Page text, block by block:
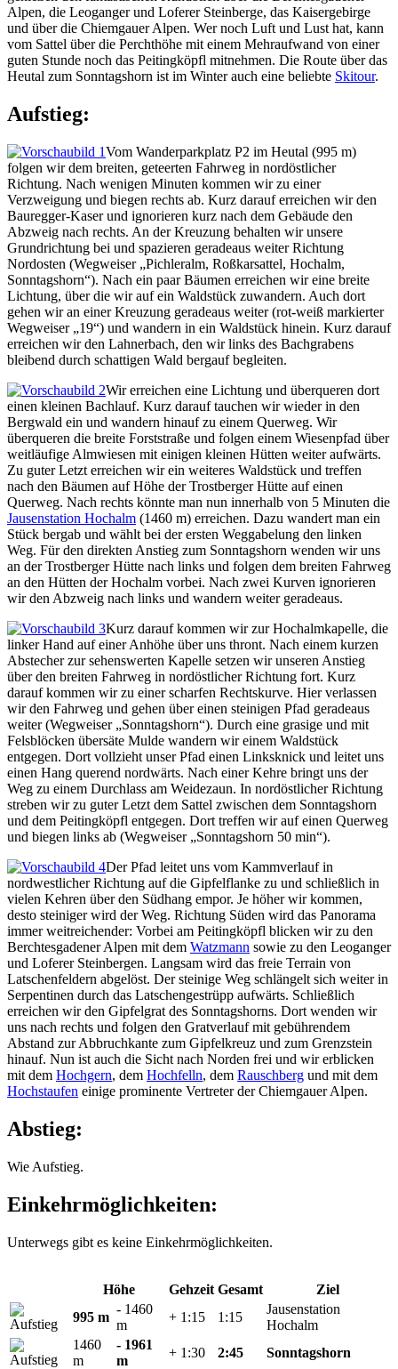
Alpen, die Leoganger und Loferer Steinberge, das Kaisergebirge
und über die Chiemgauer Alpen. Wer noch Luft und Lust hat, kann
vom Sattel über die Perchthöhe mit einem Mehraufwand von einer
guten Stunde noch das Peitingköpfl mitnehmen. Die Route über das
Heutal zum Sonntagshorn ist im Winter auch eine beliebte Skitour.
Aufstieg:
Vom Wanderparkplatz P2 im Heutal (995 m)
folgen wir dem breiten, geteerten Fahrweg in nordöstlicher
Richtung. Nach wenigen Minuten kommen wir zu einer
Verzweigung und biegen rechts ab. Kurz darauf erreichen wir den
Bauregger-Kaser und ignorieren kurz nach dem Gebäude den
Abzweig nach rechts. An der Kreuzung behalten wir unsere
Grundrichtung bei und spazieren geradeaus weiter Richtung
Nordosten (Wegweiser „Pichleralm, Roßkarsattel, Hochalm,
Sonntagshorn“). Nach ein paar Bäumen erreichen wir eine breite
Lichtung, über die wir auf ein Waldstück zuwandern. Auch dort
gehen wir an einer Kreuzung geradeaus weiter (rot-weiß markierter
Wegweiser „19“) und wandern in ein Waldstück hinein. Kurz darauf
erreichen wir den Lahnerbach, den wir links des Bachgrabens
bleibend durch schattigen Wald bergauf begleiten.
Wir erreichen eine Lichtung und überqueren dort
einen kleinen Bachlauf. Kurz darauf tauchen wir wieder in den
Bergwald ein und wandern hinauf zu einem Querweg. Wir
überqueren die breite Forststraße und folgen einem Wiesenpfad über
weitläufige Almwiesen mit einigen kleinen Hütten weiter aufwärts.
Zu guter Letzt erreichen wir ein weiteres Waldstück und treffen
nach den Bäumen auf Höhe der Trostberger Hütte auf einen
Querweg. Nach rechts könnte man nun innerhalb von 5 Minuten die
Jausenstation Hochalm (1460 m) erreichen. Dazu wandert man ein
Stück bergab und wählt bei der ersten Weggabelung den linken
Weg. Für den direkten Anstieg zum Sonntagshorn wenden wir uns
an der Trostberger Hütte nach links und folgen dem breiten Fahrweg
an den Hütten der Hochalm vorbei. Nach zwei Kurven ignorieren
wir den Abzweig nach links und wandern weiter geradeaus.
Kurz darauf kommen wir zur Hochalmkapelle, die
linker Hand auf einer Anhöhe über uns thront. Nach einem kurzen
Abstecher zur sehenswerten Kapelle setzen wir unseren Anstieg
über den breiten Fahrweg in nordöstlicher Richtung fort. Kurz
darauf kommen wir zu einer scharfen Rechtskurve. Hier verlassen
wir den Fahrweg und gehen über einen steinigen Pfad geradeaus
weiter (Wegweiser „Sonntagshorn“). Durch eine grasige und mit
Felsblöcken übersäte Mulde wandern wir einem Waldstück
entgegen. Dort vollzieht unser Pfad einen Linksknick und leitet uns
einen Hang querend nordwärts. Nach einer Kehre bringt uns der
Weg zu einem Durchlass am Weidezaun. In nordöstlicher Richtung
streben wir zu guter Letzt dem Sattel zwischen dem Sonntagshorn
und dem Peitingköpfl entgegen. Dort treffen wir auf einen Querweg
und biegen links ab (Wegweiser „Sonntagshorn 50 min“).
Der Pfad leitet uns vom Kammverlauf in
nordwestlicher Richtung auf die Gipfelflanke zu und schließlich in
vielen Kehren über den Südhang empor. Je höher wir kommen,
desto steiniger wird der Weg. Richtung Süden wird das Panorama
immer weitreichender: Vorbei am Peitingköpfl blicken wir zu den
Berchtesgadener Alpen mit dem Watzmann sowie zu den Leoganger
und Loferer Steinbergen. Langsam wird das freie Terrain von
Latschenfeldern abgelöst. Der steinige Weg schlängelt sich weiter in
Serpentinen durch das Latschengestrüpp aufwärts. Schließlich
erreichen wir den Gipfelgrat des Sonntagshorns. Dort wenden wir
uns nach rechts und folgen den Gratverlauf mit gebührendem
Abstand zur Abbruchkante zum Gipfelkreuz und zum Grenzstein
hinauf. Nun ist auch die Sicht nach Norden frei und wir erblicken
mit dem Hochgern, dem Hochfelln, dem Rauschberg und mit dem
Hochstaufen einige prominente Vertreter der Chiemgauer Alpen.
Abstieg:
Wie Aufstieg.
Einkehrmöglichkeiten:
Unterwegs gibt es keine Einkehrmöglichkeiten.
Höhe Gehzeit Gesamt
Ziel
995 m
- 1460
m
+ 1:15 1:15
Jausenstation
Hochalm
1460
m
- 1961
m
+ 1:30 2:45
Sonntagshorn